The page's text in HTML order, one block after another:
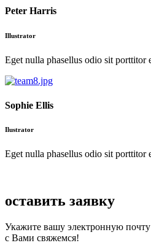
Peter Harris
Illustrator
Eget nulla phasellus odio sit porttitor
Sophie Ellis
Ilustrator
Eget nulla phasellus odio sit porttitor
оставить заявку
Укажите вашу электронную
с Вами свяжемся!